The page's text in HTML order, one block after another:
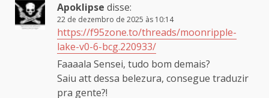
Apoklipse disse:
22 de dezembro de 2025 às 10:14
https://f95zone.to/threads/moonripple-
lake-v0-6-bcg.220933/
Faaaala Sensei, tudo bom demais?
Saiu att dessa belezura, consegue traduzir
pra gente?!